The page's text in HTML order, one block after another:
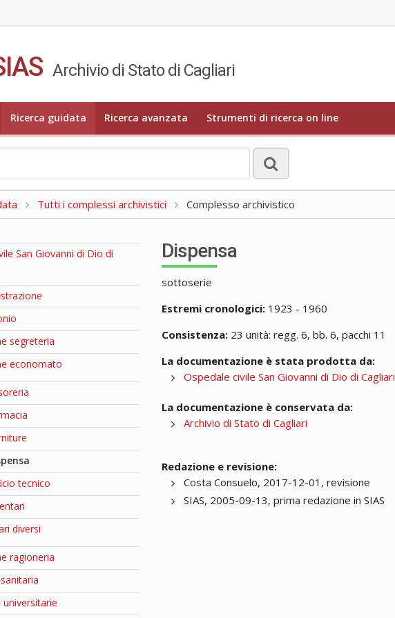
Archivio di Stato di Cagliari
Ricerca guidata Ricerca avanzata Strumenti di ricerca on line
Tutti i complessi archivistici Complesso archivistico
San Giovanni di Dio di
segreteria
economato
tecnico
diversi
ragioneria
universitarie
Dispensa
sottoserie
Estremi cronologici: 1923 - 1960
Consistenza: 23 unità: regg. 6, bb. 6, pacchi 11
La documentazione è stata prodotta da:
Ospedale civile San Giovanni di Dio di Cagliari
La documentazione è conservata da:
Archivio di Stato di Cagliari
Redazione e revisione:
Costa Consuelo, 2017-12-01, revisione
SIAS, 2005-09-13, prima redazione in SIAS